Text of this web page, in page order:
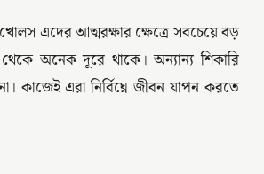
এদের আত্মরক্ষার ক্ষেত্রে সবচেয়ে বড়
অনেক দূরে থাকে। অন্যান্য শিকারি
কাজেই এরা নির্বিঘ্নে জীবন যাপন করতে